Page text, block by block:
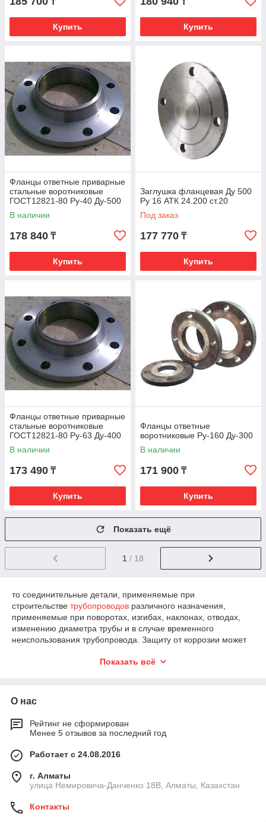
Купить Купить
Фланцы ответные приварные
стальные воротниковые
ГОСТ12821-80 Ру-40 Ду-500
В наличии
178 840 ₸
Купить
Заглушка фланцевая Ду 500
Ру 16 АТК 24.200 ст.20
Под заказ
177 770 ₸
Купить
Фланцы ответные приварные
стальные воротниковые
ГОСТ12821-80 Ру-63 Ду-400
В наличии
173 490 ₸
Купить
Фланцы ответные
воротниковые Ру-160 Ду-300
В наличии
171 900 ₸
Купить
Показать ещё
1 / 18
то соединительные детали, применяемые при
строительстве трубопроводов различного назначения,
применяемые при поворотах, изгибах, наклонах, отводах,
изменению диаметра трубы и в случае временного
неиспользования трубопровода. Защиту от коррозии может
трубопровода
направления
Отводы изготавливаются из стали, стали с повышенной
коррозионной и холодостойкостью, легированных сталей.
цельнотянутые отводы — Штампосварные крутоизогнутые
холоднокатаные отводы
предназначенная для соединения труб двух различных
диаметров трубопровода.
Показать всё
О нас
Рейтинг не сформирован
Менее 5 отзывов за последний год
Работает с 24.08.2016
г. Алматы
улица Немировича-Данченко 18В, Алматы, Казахстан
Контакты